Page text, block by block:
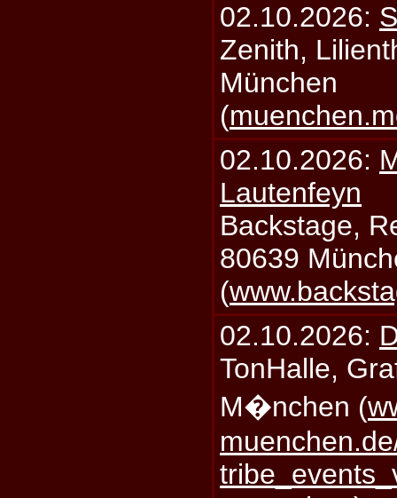
02.10.2026:
Zenith,
München
(
02.10.2026:
Lautenfeyn
Backstage,
80639
(
02.10.2026:
TonHalle,
M�nchen (